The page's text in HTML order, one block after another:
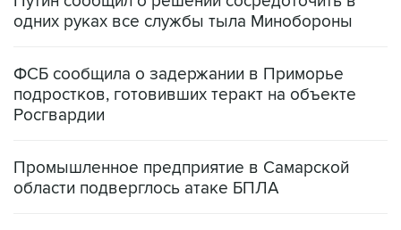
ФСБ сообщила о задержании в Приморье
Росгвардии
Промышленное предприятие в Самарской
Беспилотные технологии и ИИ на службе у